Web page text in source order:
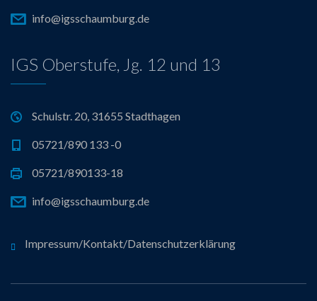
info@igsschaumburg.de
IGS Oberstufe, Jg. 12 und 13
Schulstr. 20, 31655 Stadthagen
05721/890 133 -0
05721/890133-18
info@igsschaumburg.de
Impressum/Kontakt/Datenschutzerklärung